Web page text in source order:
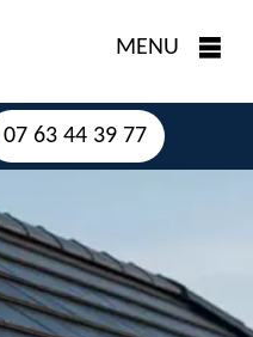
MENU
07 63 44 39 77